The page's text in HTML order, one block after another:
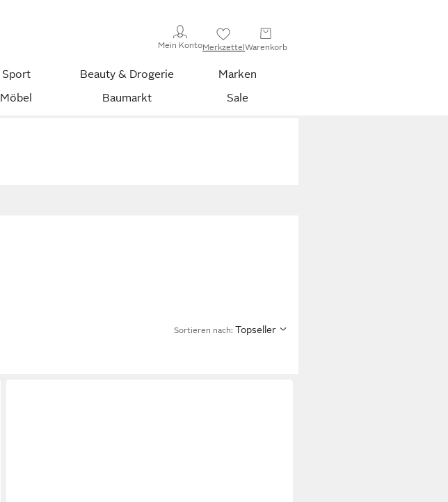
Mein KontoMerkzettelWarenkorb
Sport Beauty & Drogerie
Marken
Möbel Baumarkt Sale
Sortieren nach: Topseller